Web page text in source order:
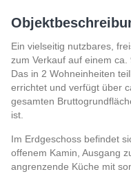
Ein vielseitig nutzbares,
zum Verkauf auf einem
Das in 2 Wohneinheiten
errichtet und verfügt über
gesamten
ist.
Im Erdgeschoss befindet
offenem Kamin, Ausgang
angrenzende Küche mit